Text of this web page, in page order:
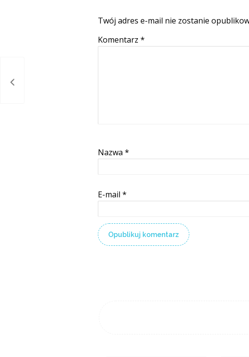
Twój adres e-mail nie zostanie
Komentarz *
Nazwa *
E-mail *